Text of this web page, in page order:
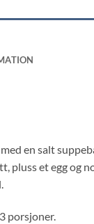
en salt
pluss et egg og
porsjoner.